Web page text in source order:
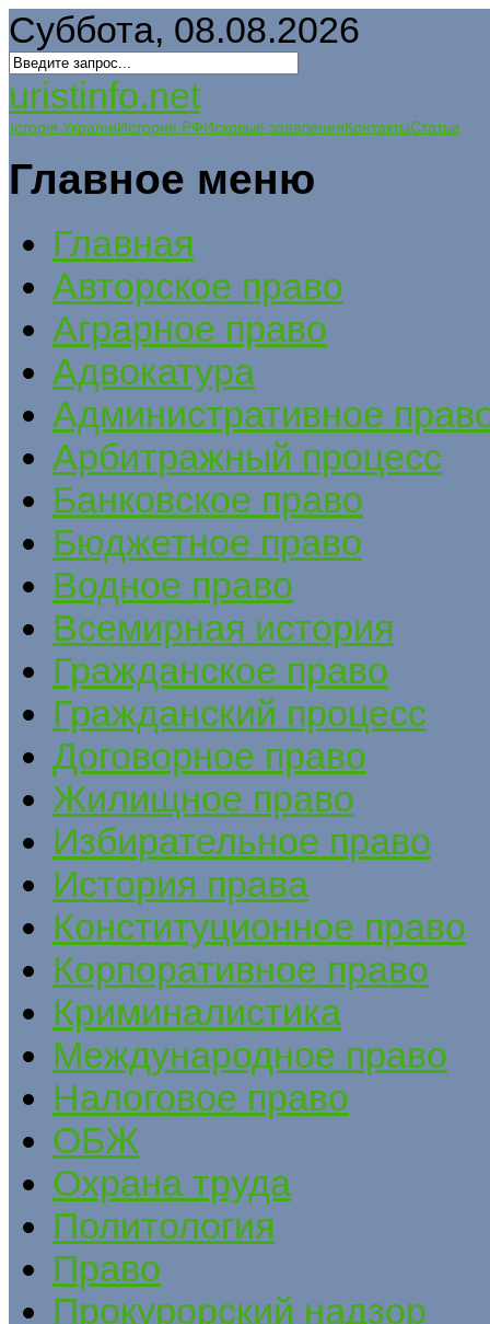
Суббота, 08.08.2026
uristinfo.net
Історія УкраїниИстория РФИсковые заявленияКонтактыСтатьи
Главное меню
Главная
Авторское право
Аграрное право
Адвокатура
Административное
Арбитражный процесс
Банковское право
Бюджетное право
Водное право
Всемирная история
Гражданское право
Гражданский процесс
Договорное право
Жилищное право
Избирательное право
История права
Конституционное право
Корпоративное право
Криминалистика
Международное право
Налоговое право
ОБЖ
Охрана труда
Политология
Право
Прокурорский надзор